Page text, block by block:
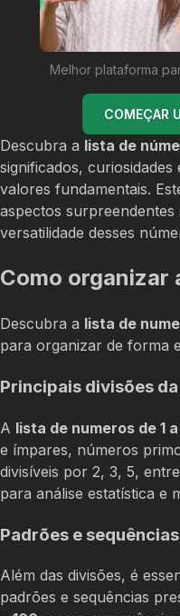
Melhor plataforma
COMEÇAR
Descubra a lista de
significados, curiosidades
valores fundamentais.
aspectos
versatilidade desses
Como organizar
Descubra a lista de
para organizar de forma
Principais divisões
A lista de numeros de 1
e ímpares, números
divisíveis por 2, 3, 5,
para análise estatística e
Padrões e sequências
Além das divisões, é
padrões e sequências